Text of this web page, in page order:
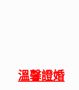
溫馨證婚